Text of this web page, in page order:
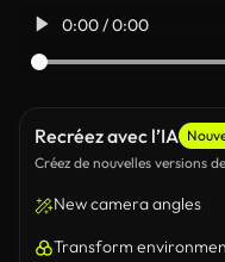
0:00 / 0:00
Recréez avec l’IA
Créez de nouvelles versions
New camera angles
Transform